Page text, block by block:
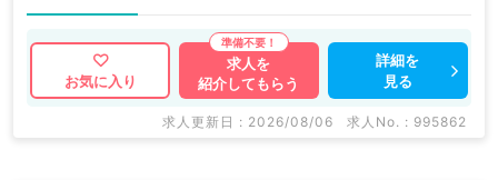
お気に入り
求人を
紹介してもらう
詳細を
見る
求人更新日 : 2026/08/06 求人No. : 995862